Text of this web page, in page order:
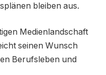
bleiben aus.
Medienlandschaft
seinen Wunsch
Berufsleben und